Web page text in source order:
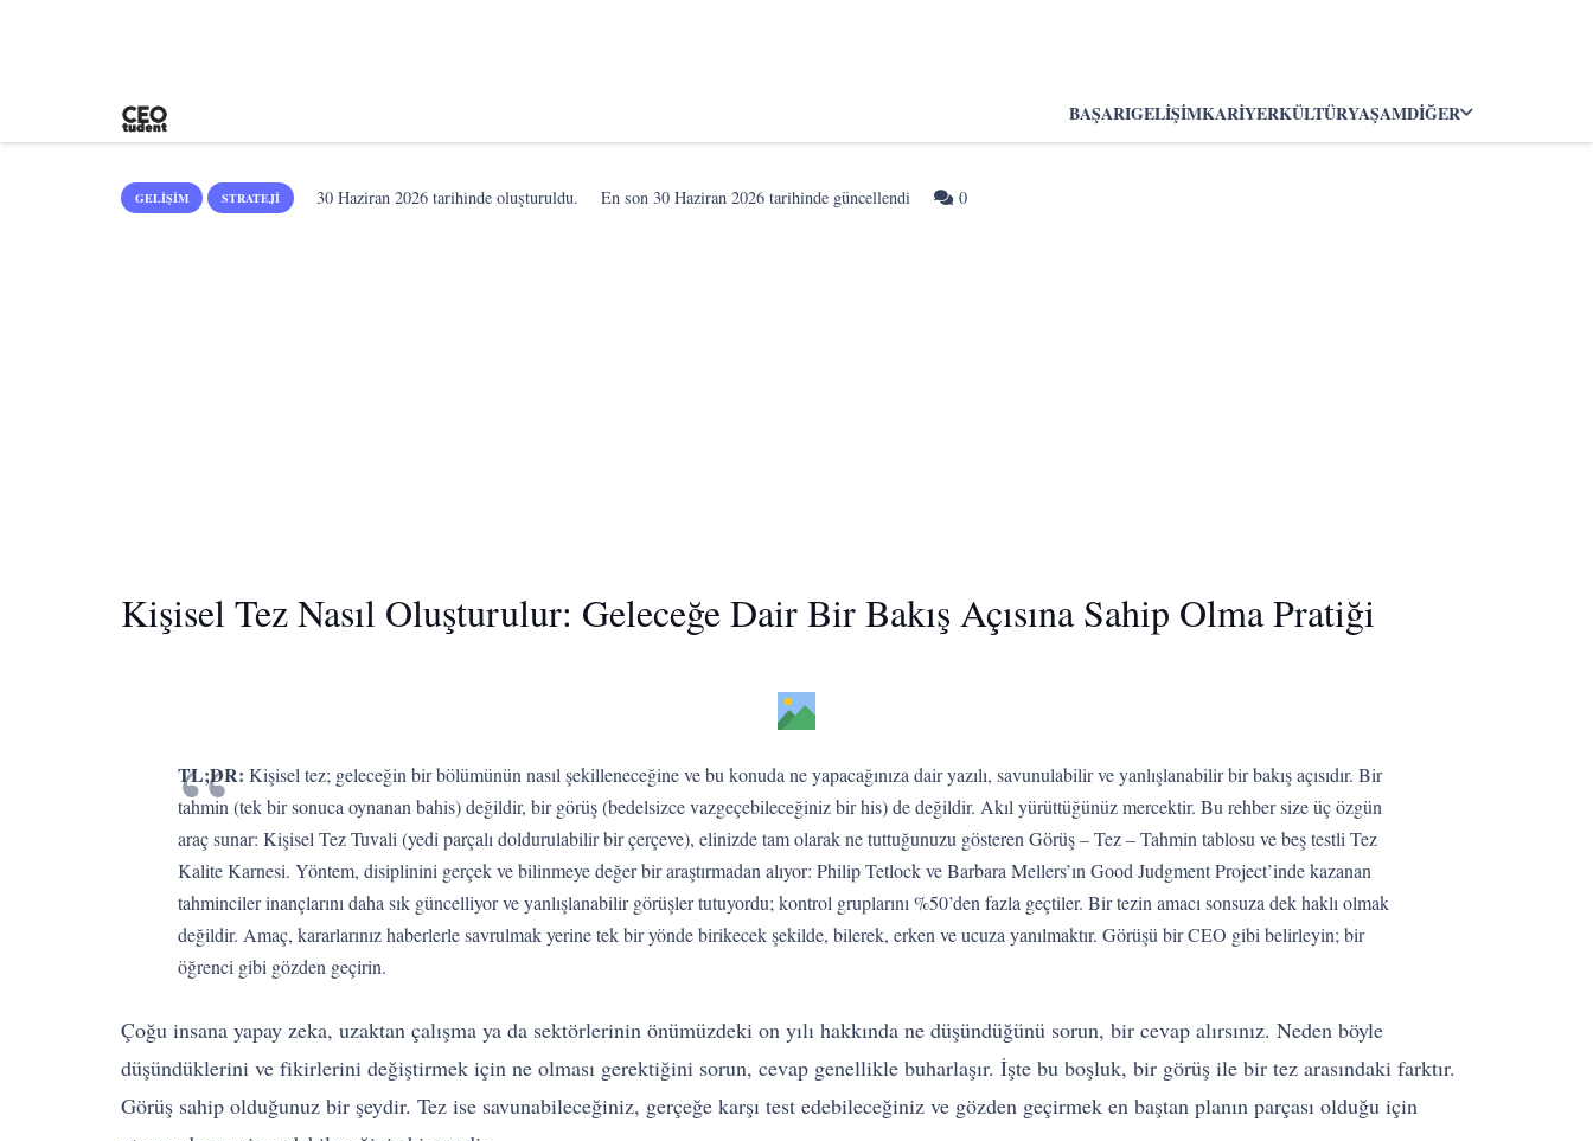
BAŞARIGELIŞIMKARIYERKÜLTÜRYAŞAMDIĞER
GELIŞIM STRATEJI 30 Haziran 2026 tarihinde oluşturuldu. En son30 Haziran 2026 tarihinde güncellendi 0
Kişisel Tez Nasıl Oluşturulur: Geleceğe Dair Bir Bakış Açısına Sahip Olma Pratiği
TL;DR: Kişisel tez; geleceğin bir bölümünün nasıl şekilleneceğine ve bu konuda ne yapacağınıza dair yazılı, savunulabilir ve yanlışlanabilir bir bakış açısıdır. Bir
tahmin (tek bir sonuca oynanan bahis) değildir, bir görüş (bedelsizce vazgeçebileceğiniz bir his) de değildir. Akıl yürüttüğünüz mercektir. Bu rehber size üç özgün
araç sunar: Kişisel Tez Tuvali (yedi parçalı doldurulabilir bir çerçeve), elinizde tam olarak ne tuttuğunuzu gösteren Görüş – Tez – Tahmin tablosu ve beş testli Tez
Kalite Karnesi. Yöntem, disiplinini gerçek ve bilinmeye değer bir araştırmadan alıyor: Philip Tetlock ve Barbara Mellers’ın Good Judgment Project’inde kazanan
tahminciler inançlarını daha sık güncelliyor ve yanlışlanabilir görüşler tutuyordu; kontrol gruplarını %50’den fazla geçtiler. Bir tezin amacı sonsuza dek haklı olmak
değildir. Amaç, kararlarınız haberlerle savrulmak yerine tek bir yönde birikecek şekilde, bilerek, erken ve ucuza yanılmaktır. Görüşü bir CEO gibi belirleyin; bir
öğrenci gibi gözden geçirin.
Çoğu insana yapay zeka, uzaktan çalışma ya da sektörlerinin önümüzdeki on yılı hakkında ne düşündüğünü sorun, bir cevap alırsınız. Neden böyle
düşündüklerini ve fikirlerini değiştirmek için ne olması gerektiğini sorun, cevap genellikle buharlaşır. İşte bu boşluk, bir görüş ile bir tez arasındaki farktır.
Görüş sahip olduğunuz bir şeydir. Tez ise savunabileceğiniz, gerçeğe karşı test edebileceğiniz ve gözden geçirmek en baştan planın parçası olduğu için